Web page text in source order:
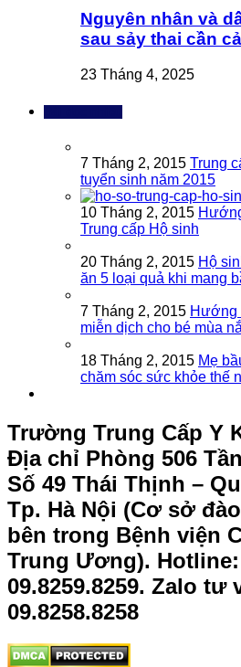
Nguyên nhân và
sau sảy thai cần
23 Tháng 4, 2025
7 Tháng 2, 2015 Trung
tuyển sinh năm 2015
10 Tháng 2, 2015
Trung cấp Hộ sinh
20 Tháng 2, 2015 Hộ
ăn 5 loại quả khi mang
7 Tháng 2, 2015 Hướng
miễn dịch cho bé mùa
18 Tháng 2, 2015 Mẹ
chăm sóc sức khỏe thế
Trường Trung Cấp Y
Địa chỉ Phòng 506
Số 49 Thái Thịnh –
Tp. Hà Nội (Cơ sở
bên trong Bệnh viện
Trung Ương). Hotline:
09.8259.8259. Zalo tư
09.8258.8258